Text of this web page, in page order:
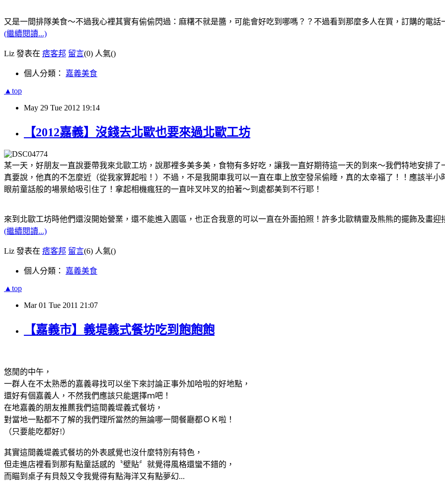
又是一間排隊美食～不過我心裡其實有偷偷閃過：麻糬不就是醬，可能會好吃到哪嗎？？不過看到那麼多人在買，訂購的電話
(繼續閱讀...)
Liz 發表在 痞客邦 留言(0) 人氣()
個人分類： 嘉義美食
▲top
May 29 Tue 2012 19:14
【2012嘉義】沒錢去北歐也要來過北歐工坊
某一天，好朋友一直說要帶我來北歐工坊，說那裡多美多美，食物有多好吃，讓我一直好期待這一天的到來～我們特地安排
真要說，他真的不怎麼近（從我家算起啦！）不過，不是我開車我可以一直在車上放空發呆偷睡，真的太幸福了！！應該半
眼前童話般的場景給吸引住了！拿起相機瘋狂的一直咔叉咔叉的拍著～到處都美到不行耶！
來到北歐工坊時他們還沒開始營業，還不能進入園區，也正合我意的可以一直在外面拍照！許多北歐精靈及熊熊的擺飾及畫迎
(繼續閱讀...)
Liz 發表在 痞客邦 留言(6) 人氣()
個人分類： 嘉義美食
▲top
Mar 01 Tue 2011 21:07
【嘉義市】義堤義式餐坊吃到飽飽飽
悠閒的中午，
一群人在不太熟悉的嘉義尋找可以坐下來討論正事外加哈啦的好地點，
還好有個嘉義人，不然我們應該只能選擇ｍ吧！
在地嘉義的朋友推藨我們這間義堤義式餐坊，
對當地一點都不了解的我們理所當然的無論哪一間餐廳都ＯＫ啦！
（只要能吃都好!）
其實這間義堤義式餐坊的外表感覺也沒什麼特別有特色，
但走進店裡看到那有點童話感的〝壁貼〞就覺得風格還蠻不錯的，
而瞄到桌子有貝殼又令我覺得有點海洋又有點夢幻...